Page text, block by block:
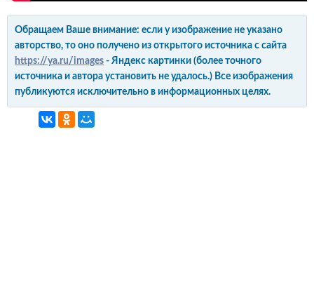
Обращаем Ваше внимание: если у изображение не указано
авторство, то оно получено из открытого источника с сайта
https://ya.ru/images - Яндекс картинки (более точного
источника и автора установить не удалось.) Все изображения
публикуются исключительно в информационных целях.